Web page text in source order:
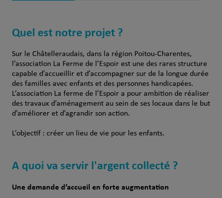
Quel est notre projet ?
Sur le Châtelleraudais, dans la région Poitou-Charentes,
l’association La Ferme de l’Espoir est une des rares structure
capable d’accueillir et d’accompagner sur de la longue durée
des familles avec enfants et des personnes handicapées.
L’association La ferme de l’Espoir a pour ambition de réaliser
des travaux d’aménagement au sein de ses locaux dans le but
d’améliorer et d’agrandir son action.
L’objectif : créer un lieu de vie pour les enfants.
A quoi va servir l'argent collecté ?
Une demande d’accueil en forte augmentation